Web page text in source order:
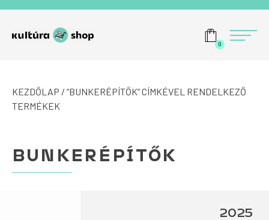
Menü
0
KEZDŐLAP / “BUNKERÉPÍTŐK” CÍMKÉVEL RENDELKEZŐ
TERMÉKEK
BUNKERÉPÍTŐK
2025